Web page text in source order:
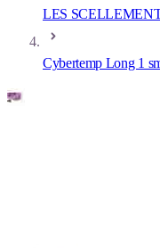
LES
Cybertemp Long 1